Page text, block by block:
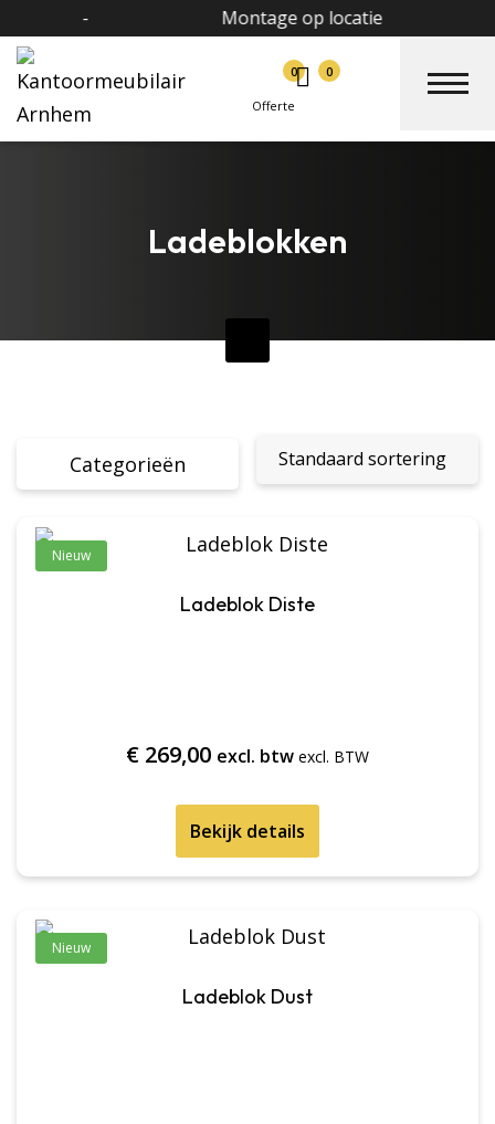
- Montage op locatie
0
Offerte
0
Ladeblokken
Categorieën
Ladeblok Diste
Nieuw
€ 269,00 excl. btw
Bekijk details
Ladeblok Dust
Nieuw